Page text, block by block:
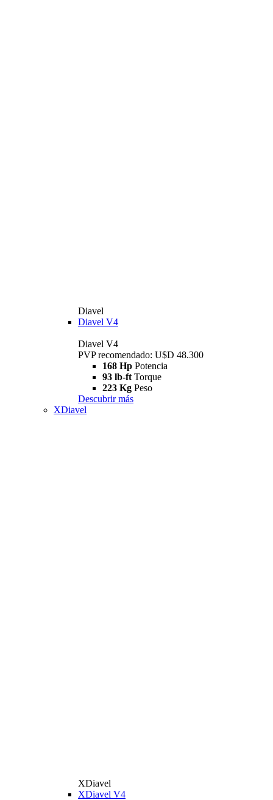
Diavel
Diavel V4
Diavel V4
PVP recomendado: U$D 48.300
168 Hp Potencia
93 lb-ft Torque
223 Kg Peso
Descubrir más
XDiavel
XDiavel
XDiavel V4